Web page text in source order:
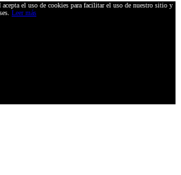
el uso de cookies para facilitar el uso de nuestro sitio y
Leer más